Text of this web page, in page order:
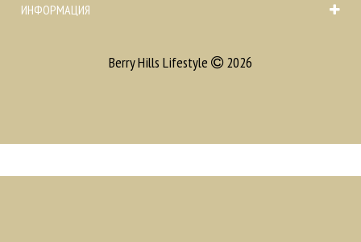
ИНФОРМАЦИЯ
Berry Hills Lifestyle 2026